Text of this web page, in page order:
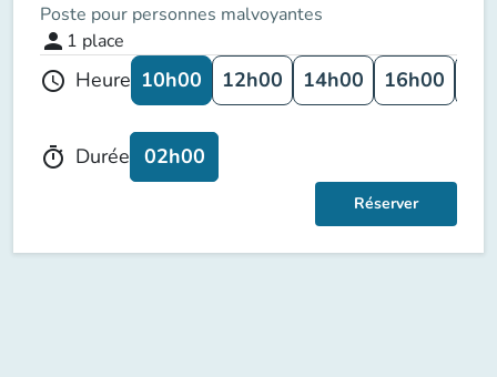
Poste pour personnes malvoyantes
person 1 place
schedule Heure 10h00 12h00 14h00 16h00
timer Durée 02h00
Réserver